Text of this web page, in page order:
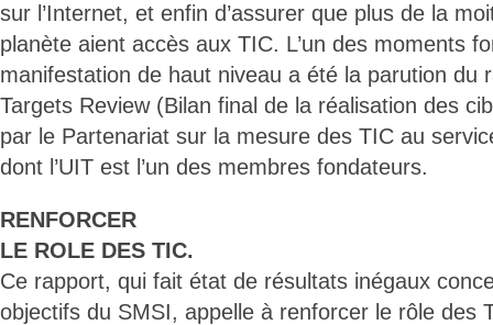
sur l’Internet, et enfin d’assurer que plus de la
planète aient accès aux TIC. L’un des moments
manifestation de haut niveau a été la parution du
Targets Review (Bilan final de la réalisation des
par le Partenariat sur la mesure des TIC au
dont l’UIT est l’un des membres fondateurs.
RENFORCER
LE ROLE DES TIC.
Ce rapport, qui fait état de résultats inégaux
objectifs du SMSI, appelle à renforcer le rôle des